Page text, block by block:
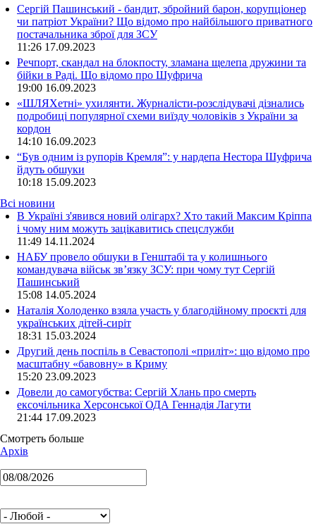
Сергій Пашинський - бандит, збройний барон, корупціонер
чи патріот України? Що відомо про найбільшого приватного
постачальника зброї для ЗСУ
11:26 17.09.2023
Речпорт, скандал на блокпосту, зламана щелепа дружини та
бійки в Раді. Що відомо про Шуфрича
19:00 16.09.2023
«ШЛЯХетні» ухилянти. Журналісти-розслідувачі дізнались
подробиці популярної схеми виїзду чоловіків з України за
кордон
14:10 16.09.2023
“Був одним із рупорів Кремля”: у нардепа Нестора Шуфрича
йдуть обшуки
10:18 15.09.2023
Всі новини
В Україні з'явився новий олігарх? Хто такий Максим Кріппа
і чому ним можуть зацікавитись спецслужби
11:49 14.11.2024
НАБУ провело обшуки в Генштабі та у колишнього
командувача військ зв’язку ЗСУ: при чому тут Сергій
Пашинський
15:08 14.05.2024
Наталія Холоденко взяла участь у благодійному проєкті для
українських дітей-сиріт
18:31 15.03.2024
Другий день поспіль в Севастополі «приліт»: що відомо про
масштабну «бавовну» в Криму
15:20 23.09.2023
Довели до самогубства: Сергій Хлань про смерть
ексочільника Херсонської ОДА Геннадія Лагути
21:44 17.09.2023
Смотреть больше
Архів